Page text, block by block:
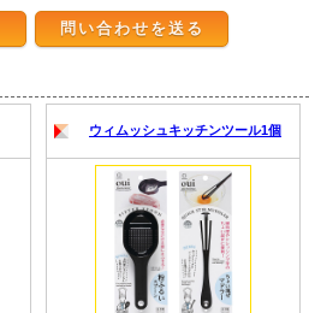
ウィムッシュキッチンツール1個